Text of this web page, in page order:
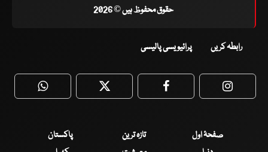
حقوق محفوظ ہیں © 2026
رابطہ کریں پرائیویسی پالیسی
WhatsApp Twitter Facebook
صفحۂ اول تازہ ترین
پاکستان